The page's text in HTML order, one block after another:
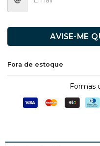
AVISE-ME
Fora de estoque
Formas